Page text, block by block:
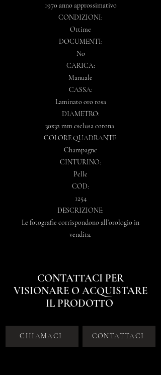
1970 anno approssimativo
CONDIZIONI:
Ottime
DOCUMENTI:
No
CARICA:
Manuale
CASSA:
Laminato oro rosa
DIAMETRO:
30x32 mm esclusa corona
COLORE QUADRANTE:
Champagne
CINTURINO:
Pelle
COD:
1254
DESCRIZIONE:
Le fotografie corrispondono all’orologio in
vendita.
CONTATTACI PER
VISIONARE O ACQUISTARE
IL PRODOTTO
CHIAMACI CONTATTACI